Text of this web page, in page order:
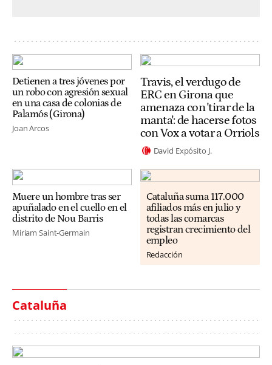
Detienen a tres jóvenes por
un robo con agresión sexual
en una casa de colonias de
Palamós (Girona)
Joan Arcos
Travis, el verdugo de
ERC en Girona que
amenaza con 'tirar de la
manta': de hacerse fotos
con Vox a votar a Orriols
David Expósito J.
Muere un hombre tras ser
apuñalado en el cuello en el
distrito de Nou Barris
Miriam Saint-Germain
Cataluña suma 117.000
afiliados más en julio y
todas las comarcas
registran crecimiento del
empleo
Redacción
Cataluña